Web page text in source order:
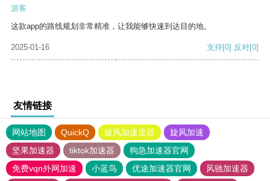
游客
这款app的路线规划非常精准，让我能够快速到达目的地。
2025-01-16 支持[0] 反对[0]
友情链接
网站地图 QuickQ 旋风加速度器
旋风加速
坚果加速器
tiktok加速器
狗急加速器官网
免费vqn外网加速
小蓝鸟 优途加速器官网
风驰加速器